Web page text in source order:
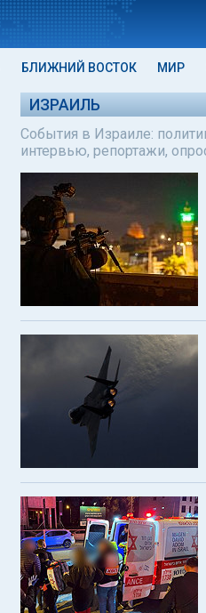
БЛИЖНИЙ ВОСТОК МИР
ИЗРАИЛЬ
События в Израиле:
интервью, репортажи,